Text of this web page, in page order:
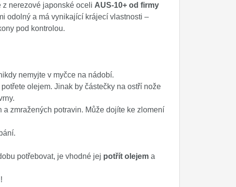
z nerezové japonské oceli AUS-10+ od firmy
odolný a má vynikající krájecí vlastnosti –
pod kontrolou.
nemyjte v myčce na nádobí.
olejem. Jinak by částečky na ostří nože
zmražených potravin. Může dojíte ke zlomení
potřebovat, je vhodné jej potřít olejema